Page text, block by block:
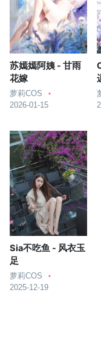
苏嫣嫣阿姨 - 甘雨
花嫁
萝莉COS
2026-01-15
Sia不吃鱼 - 风衣玉
足
萝莉COS
2025-12-19